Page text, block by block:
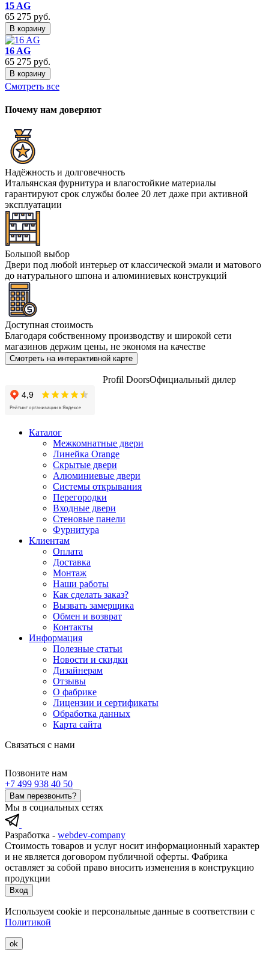
15 AG
65 275 руб.
В корзину
16 AG
65 275 руб.
В корзину
Смотреть все
Почему нам доверяют
Надёжность и долговечность
Итальянская фурнитура и влагостойкие материалы
гарантируют срок службы более 20 лет даже при активной
эксплуатации
Большой выбор
Двери под любой интерьер от классической эмали и матового
до натурального шпона и алюминиевых конструкций
Доступная стоимость
Благодаря собственному производству и широкой сети
магазинов держим цены, не экономя на качестве
Смотреть на интерактивной карте
Profil DoorsОфициальный дилер
Каталог
Межкомнатные двери
Линейка Orange
Скрытые двери
Алюминиевые двери
Системы открывания
Перегородки
Входные двери
Стеновые панели
Фурнитура
Клиентам
Оплата
Доставка
Монтаж
Наши работы
Как сделать заказ?
Вызвать замерщика
Обмен и возврат
Контакты
Информация
Полезные статьи
Новости и скидки
Дизайнерам
Отзывы
О фабрике
Лицензии и сертификаты
Обработка данных
Карта сайта
Связаться с нами
Позвоните нам
+7 499 938 40 50
Вам перезвонить?
Мы в социальных сетях
Разработка - webdev-company
Стоимость товаров и услуг носит информационный характер
и не является договором публичной оферты. Фабрика
оставляет за собой право вносить изменения в конструкцию
продукции
Вход
Используем cookie и персональные данные в соответствии с
Политикой
ok